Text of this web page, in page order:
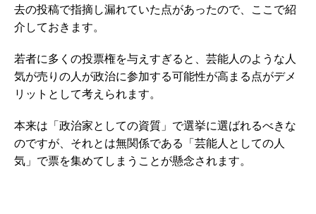
去の投稿で指摘し漏れていた点があったので、ここで紹
介しておきます。
若者に多くの投票権を与えすぎると、芸能人のような人
気が売りの人が政治に参加する可能性が高まる点がデメ
リットとして考えられます。
本来は「政治家としての資質」で選挙に選ばれるべきな
のですが、それとは無関係である「芸能人としての人
気」で票を集めてしまうことが懸念されます。